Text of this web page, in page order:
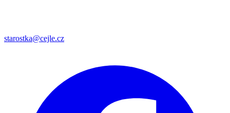
starostka@cejle.cz